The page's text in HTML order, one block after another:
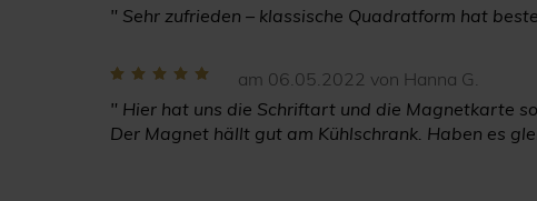
" Sehr zufrieden – klassische Quadratform hat
am 06.05.2022 von Hanna G.
" Hier hat uns die Schriftart und die Magnetkarte
Der Magnet hällt gut am Kühlschrank. Haben es